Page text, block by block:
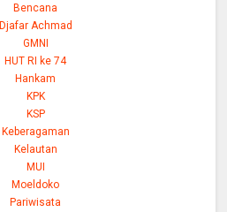
Bencana
Djafar Achmad
GMNI
HUT RI ke 74
Hankam
KPK
KSP
Keberagaman
Kelautan
MUI
Moeldoko
Pariwisata